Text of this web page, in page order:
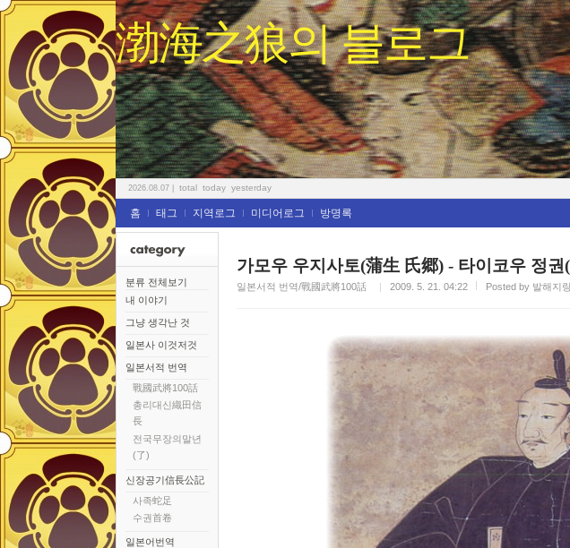
渤海之狼의 블로그
2026.08.07 total today yesterday
홈 태그 지역로그 미디어로그 방명록
분류 전체보기
내 이야기
그냥 생각난 것
일본사 이것저것
일본서적 번역
戰國武將100話
총리대신織田信
長
전국무장의말년
(了)
신장공기信長公記
사족蛇足
수권首卷
일본어번역
가모우 우지사토(蒲生 氏郷) - 타이코우 정
일본서적 번역/戰國武將100話 2009. 5. 21. 04:22 Posted by 발해지